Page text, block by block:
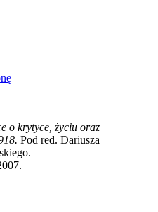
o krytyce, życiu oraz
Pod red. Dariusza